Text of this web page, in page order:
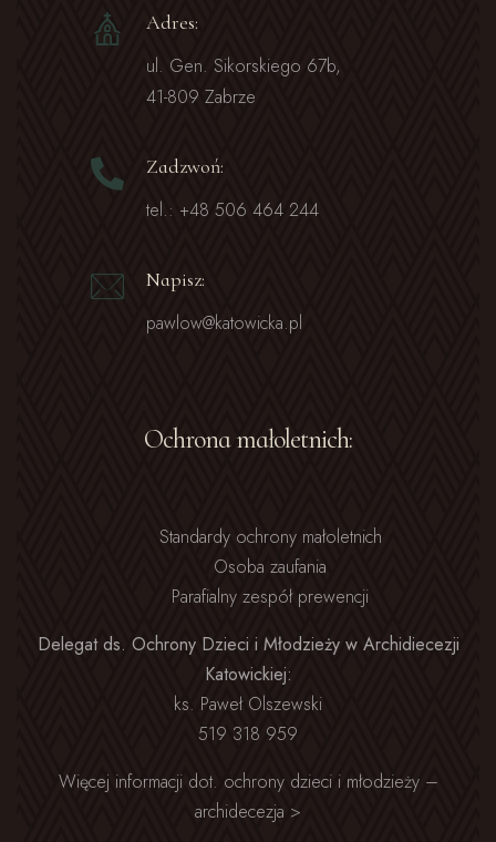
Adres:
ul. Gen. Sikorskiego 67b,
41-809 Zabrze
Zadzwoń:
tel.: +48 506 464 244
Napisz:
pawlow@katowicka.pl
Ochrona małoletnich:
Standardy ochrony małoletnich
Osoba zaufania
Parafialny zespół prewencji
Delegat ds. Ochrony Dzieci i Młodzieży w Archidiecezji
Katowickiej:
ks. Paweł Olszewski
519 318 959
Więcej informacji dot. ochrony dzieci i młodzieży –
archidecezja >